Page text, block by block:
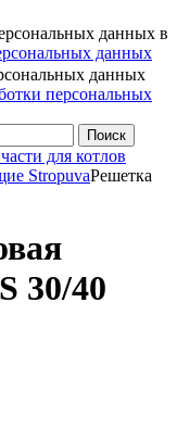
данных в
данных
данных
персональных
для котлов
StropuvaРешетка
30/40